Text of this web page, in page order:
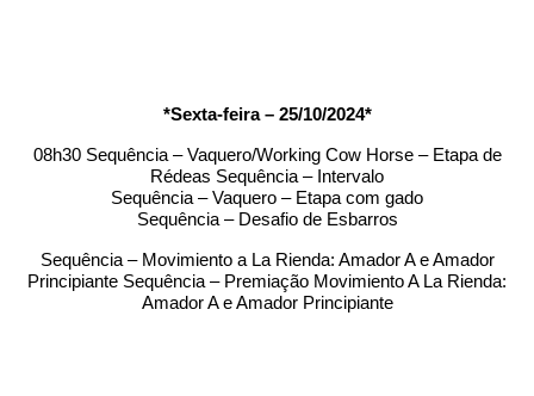
*Sexta-feira – 25/10/2024*
08h30 Sequência – Vaquero/Working Cow Horse – Etapa de
Rédeas Sequência – Intervalo
Sequência – Vaquero – Etapa com gado
Sequência – Desafio de Esbarros
Sequência – Movimiento a La Rienda: Amador A e Amador
Principiante Sequência – Premiação Movimiento A La Rienda:
Amador A e Amador Principiante